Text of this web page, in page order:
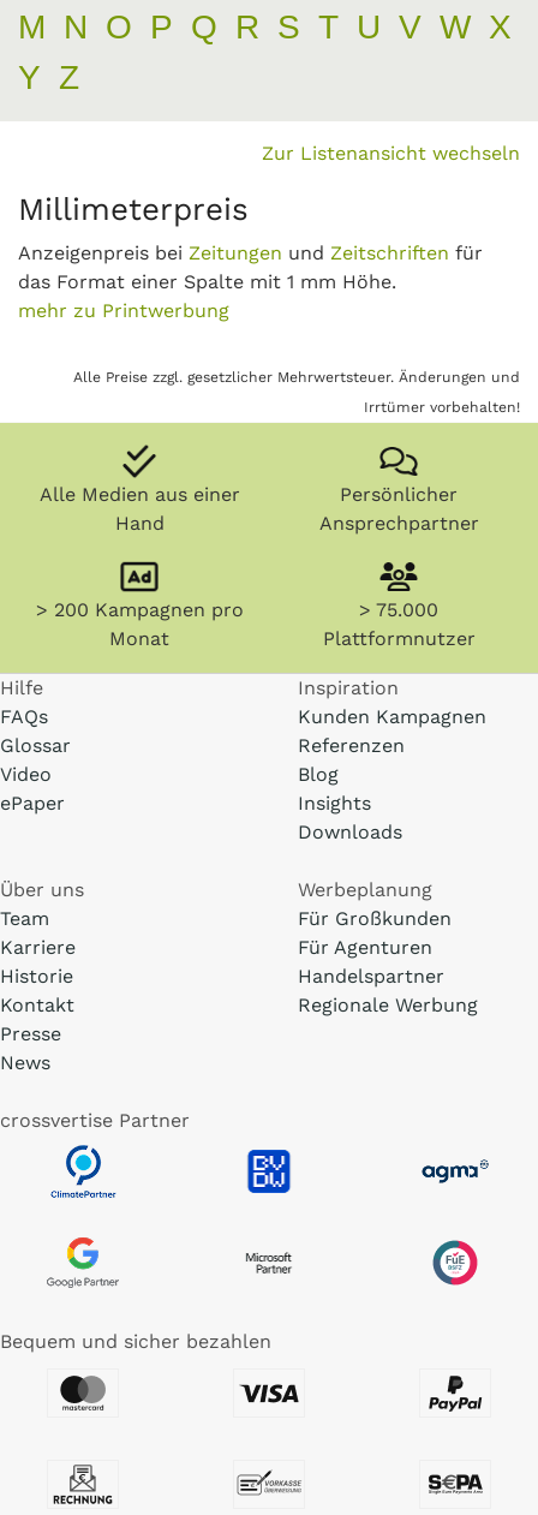
M
N O P Q R S T U V W X
Y Z
Zur Listenansicht wechseln
Millimeterpreis
Anzeigenpreis bei Zeitungen und Zeitschriften für
das Format einer Spalte mit 1 mm Höhe.
mehr zu Printwerbung
Alle Preise zzgl. gesetzlicher Mehrwertsteuer. Änderungen und
Irrtümer vorbehalten!
Alle Medien aus einer
Hand
Persönlicher
Ansprechpartner
> 200 Kampagnen pro
Monat
> 75.000
Plattformnutzer
Hilfe
FAQs
Glossar
Video
ePaper
Inspiration
Kunden Kampagnen
Referenzen
Blog
Insights
Downloads
Über uns
Team
Karriere
Historie
Kontakt
Presse
News
Werbeplanung
Für Großkunden
Für Agenturen
Handelspartner
Regionale Werbung
crossvertise Partner
Bequem und sicher bezahlen